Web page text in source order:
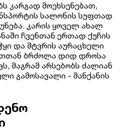
კარგად მოეხსენებათ,
სალონის სუფთად
კარის ყოველ ახალ
ჩვენთან ერთად ქუჩის
და მტვრის აურაცხელი
ბრძოლა დიდ დროსა
მაგრამ არსებობს ძალიან
გამოსავალი - მანქანის